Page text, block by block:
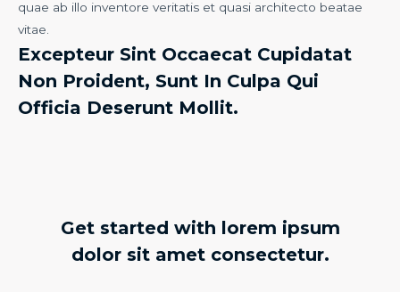
quae ab illo inventore veritatis et quasi architecto beatae
vitae.
Excepteur Sint Occaecat Cupidatat
Non Proident, Sunt In Culpa Qui
Officia Deserunt Mollit.
Get started with lorem ipsum
dolor sit amet consectetur.